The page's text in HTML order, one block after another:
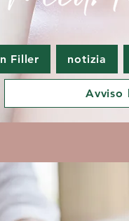
Filler notizia
Avviso